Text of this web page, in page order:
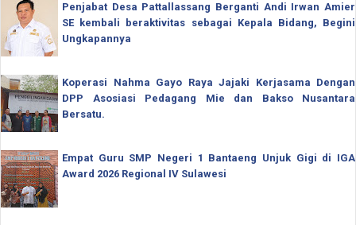
Penjabat Desa Pattallassang Berganti Andi Irwan Amier
SE kembali beraktivitas sebagai Kepala Bidang, Begini
Ungkapannya
Koperasi Nahma Gayo Raya Jajaki Kerjasama Dengan
DPP Asosiasi Pedagang Mie dan Bakso Nusantara
Bersatu.
Empat Guru SMP Negeri 1 Bantaeng Unjuk Gigi di IGA
Award 2026 Regional IV Sulawesi